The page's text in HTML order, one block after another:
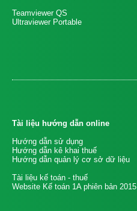
Teamviewer QS
Ultraviewer Portable
Tài liệu hướng dẫn online
Hướng dẫn sử dụng
Hướng dẫn kê khai thuế
Hướng dẫn quản lý cơ sở dữ liệu
Tài liệu kế toán - thuế
Website Kế toán 1A phiên bản 2015